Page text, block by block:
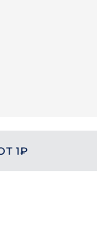
1₽